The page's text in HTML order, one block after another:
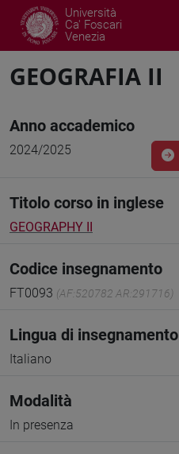
Università
Ca' Foscari
Venezia
GEOGRAFIA II
Anno accademico
2024/2025
Titolo corso in inglese
GEOGRAPHY II
Codice insegnamento
FT0093 (AF:520782 AR:291716)
Lingua di insegnamento
Italiano
Modalità
In presenza